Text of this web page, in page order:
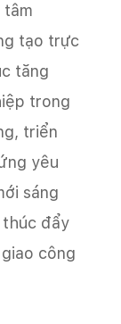
tâm
tạo trực
tăng
trong
triển
yêu
sáng
thúc đẩy
công